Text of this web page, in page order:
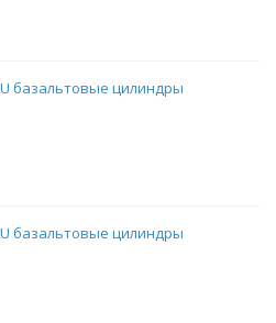
базальтовые цилиндры
базальтовые цилиндры